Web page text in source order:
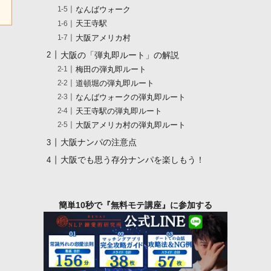
なんばウォーク
天王寺駅
大阪アメリカ村
大阪の「弾丸即ルート」の解説
梅田の弾丸即ルート
道頓堀の弾丸即ルート
なんばウォークの弾丸即ルート
天王寺駅の弾丸即ルート
大阪アメリカ村の弾丸即ルート
大阪ナンパの注意点
大阪でも思う存分ナンパを楽しもう！
簡単10秒で『無料モテ講座』に参加する